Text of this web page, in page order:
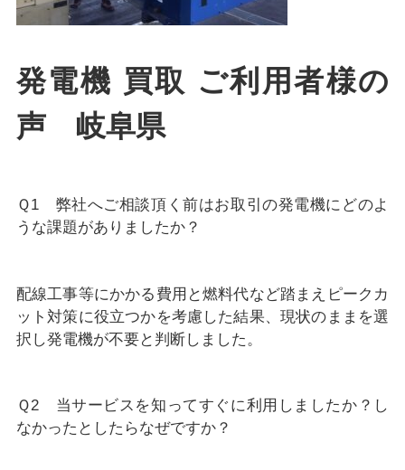
発電機 買取 ご利用者様の
声 岐阜県
Ｑ1 弊社へご相談頂く前はお取引の発電機にどのよ
うな課題がありましたか？
配線工事等にかかる費用と燃料代など踏まえピークカ
ット対策に役立つかを考慮した結果、現状のままを選
択し発電機が不要と判断しました。
Ｑ2 当サービスを知ってすぐに利用しましたか？し
なかったとしたらなぜですか？